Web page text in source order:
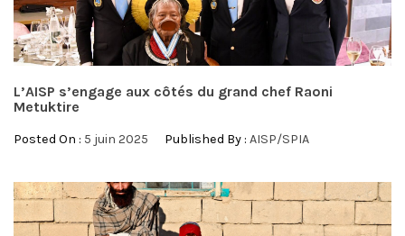
L’AISP s’engage aux côtés du grand chef Raoni
Metuktire
Posted On : 5 juin 2025 Published By : AISP/SPIA